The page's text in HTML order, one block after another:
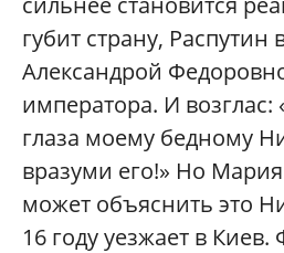
губит страну, Распутин
Александрой
императора. И возглас:
глаза моему бедному
вразуми его!» Но
может объяснить это
16 году уезжает в